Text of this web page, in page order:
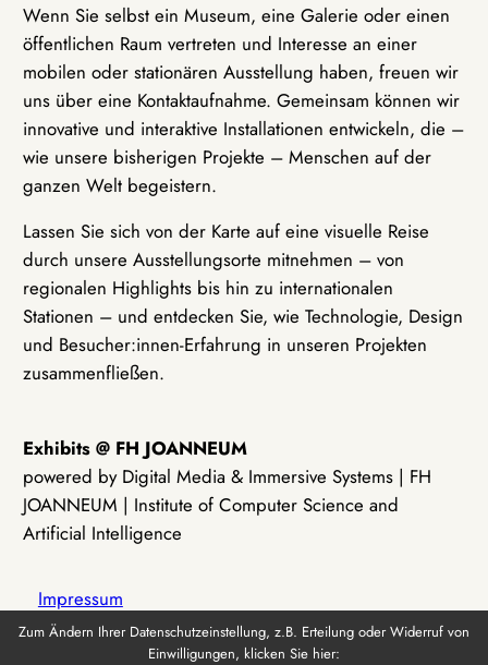
Wenn Sie selbst ein Museum, eine Galerie oder einen
öffentlichen Raum vertreten und Interesse an einer
mobilen oder stationären Ausstellung haben, freuen wir
uns über eine Kontaktaufnahme. Gemeinsam können wir
innovative und interaktive Installationen entwickeln, die –
wie unsere bisherigen Projekte – Menschen auf der
ganzen Welt begeistern.
Lassen Sie sich von der Karte auf eine visuelle Reise
durch unsere Ausstellungsorte mitnehmen – von
regionalen Highlights bis hin zu internationalen
Stationen – und entdecken Sie, wie Technologie, Design
und Besucher:innen-Erfahrung in unseren Projekten
zusammenfließen.
Exhibits @ FH JOANNEUM
powered by Digital Media & Immersive Systems | FH
JOANNEUM | Institute of Computer Science and
Artificial Intelligence
Impressum
Zum Ändern Ihrer Datenschutzeinstellung, z.B. Erteilung oder Widerruf von
Einwilligungen, klicken Sie hier: